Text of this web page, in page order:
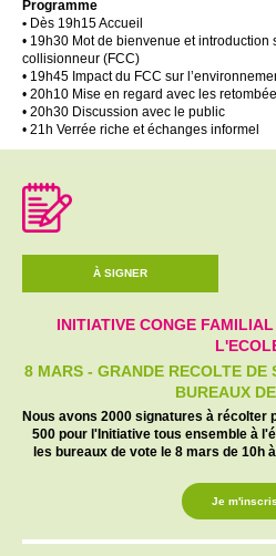
Programme
• Dès 19h15 Accueil
• 19h30 Mot de bienvenue et introduction
collisionneur (FCC)
• 19h45 Impact du FCC sur
• 20h10 Mise en regard avec les
• 20h30 Discussion avec le public
• 21h Verrée riche et échanges informel
À SIGNER
INITIATIVE CONGE
8 MARS - GRANDE RECOLTE DE
BUREAUX
Nous avons 2000 signatures à récolter
500 pour l'Initiative tous ensemble à
les bureaux de vote le 8 mars de 10h
Je